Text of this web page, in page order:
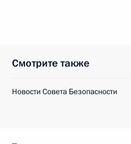
Смотрите также
Новости Совета Безопасности